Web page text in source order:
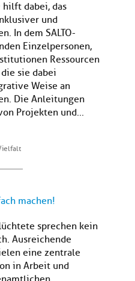
hilft dabei, das
und
In dem SALTO-
Einzelpersonen,
Ressourcen
sie dabei
Weise an
Die Anleitungen
Projekten und...
machen!
sprechen kein
Ausreichende
eine zentrale
in Arbeit und